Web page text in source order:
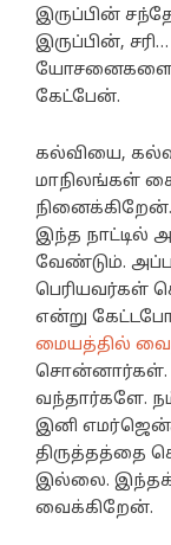
இருப்பின்
இருப்பின்,
யோசனைகளை
கேட்பேன்.
கல்வியை,
மாநிலங்கள்
இந்த நாட்டில்
வேண்டும்.
பெரியவர்கள்
என்று
மையத்தில்
சொன்னார்கள்.
வந்தார்களே.
இனி
திருத்தத்தை
இல்லை. இந்தக்
வைக்கிறேன்.